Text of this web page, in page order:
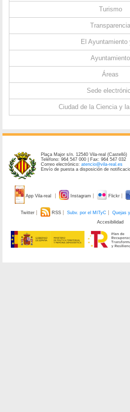
Turismo
Transparencia
El Ayuntamiento
Ayuntamiento
Áreas
Sede
Ciudad de la Ciencia y
Plaça Major s/n. 12540 Vila-real (Castelló)
Teléfono: 964 547 000 | Fax: 964 547 032
Correo electrónico:atencio@vila-real.es
Envío de puesta a disposición de
App Vila-real Instagram Flickr
Twitter RSS Subv. por el MITyC Quejas
Accesibilidad